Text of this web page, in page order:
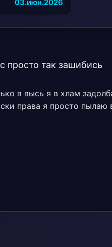
03.июн.2026
просто так зашибись
в высь я в хлам
права я просто пылаю